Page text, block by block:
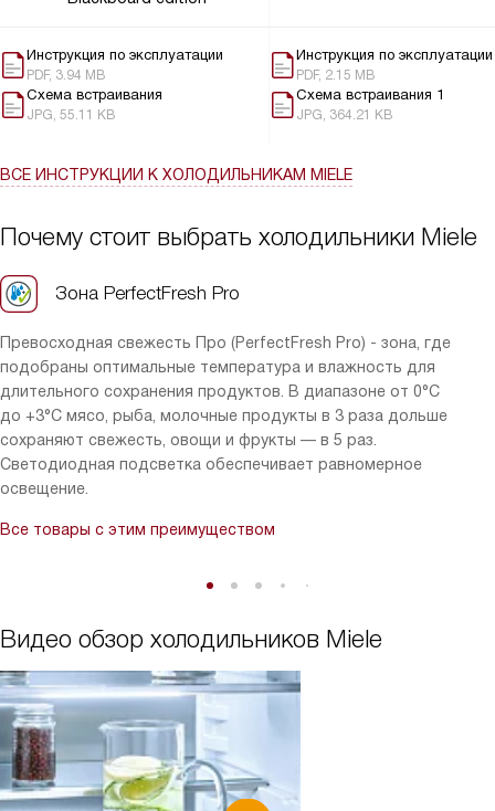
Инструкция по эксплуатации
PDF, 3.94 MB
Схема встраивания
JPG, 55.11 KB
Инструкция по эксплуатации
PDF, 2.15 MB
Схема встраивания 1
JPG, 364.21 KB
ВСЕ ИНСТРУКЦИИ К ХОЛОДИЛЬНИКАМ MIELE
Почему стоит выбрать холодильники Miele
Зона PerfectFresh Pro
Превосходная свежесть Про (PerfectFresh Pro) - зона, где
подобраны оптимальные температура и влажность для
длительного сохранения продуктов. В диапазоне от 0°C
до +3°C мясо, рыба, молочные продукты в 3 раза дольше
сохраняют свежесть, овощи и фрукты — в 5 раз.
Светодиодная подсветка обеспечивает равномерное
освещение.
Все товары с этим преимуществом
Видео обзор холодильников Miele